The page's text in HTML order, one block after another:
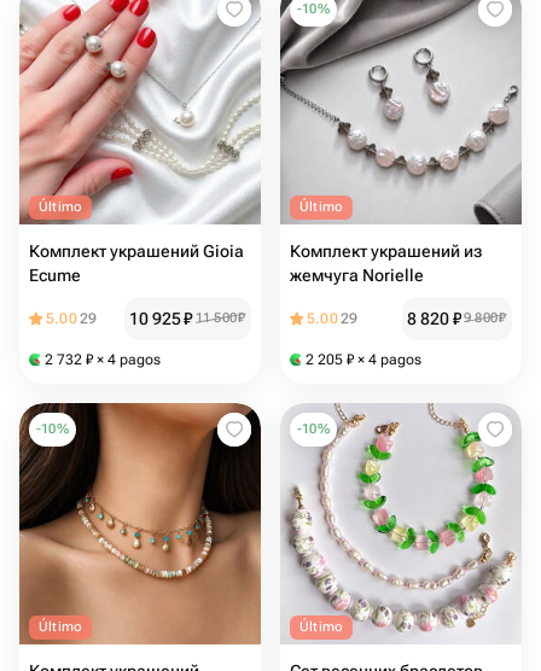
Último
Комплект украшений Gioia
Ecume
5.0029 10 925₽ 11 500₽
2 732 ₽ × 4 pagos
-10%
Último
Комплект украшений из
жемчуга Norielle
5.0029 8 820₽9 800₽
2 205 ₽ × 4 pagos
-10%
Último
-10%
Último